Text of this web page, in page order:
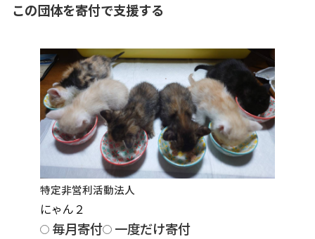
この団体を寄付で支援する
特定非営利活動法人
にゃん２
毎月寄付
一度だけ寄付